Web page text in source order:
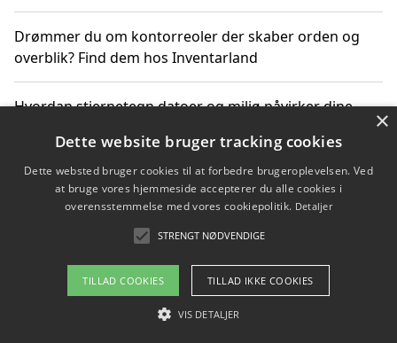
Drømmer du om kontorreoler der skaber orden og
overblik? Find dem hos Inventarland
Hvordan stjernetegn datoer og miljø påvirker dine
Bæredygtige gadgets til en grønnere hverdag
Om / kontakt
Blog Betingelser
×
Dette website bruger tracking cookies
Dette websted bruger cookies til at forbedre brugeroplevelsen. Ved
at bruge vores hjemmeside accepterer du alle cookies i
overensstemmelse med vores cookiepolitik. Detaljer
STRENGT NØDVENDIGE
TILLAD COOKIES TILLAD IKKE COOKIES
VIS DETALJER